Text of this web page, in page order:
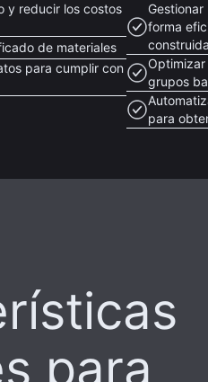
y reducir los costos
de materiales
para cumplir con
forma
grupos
para
para